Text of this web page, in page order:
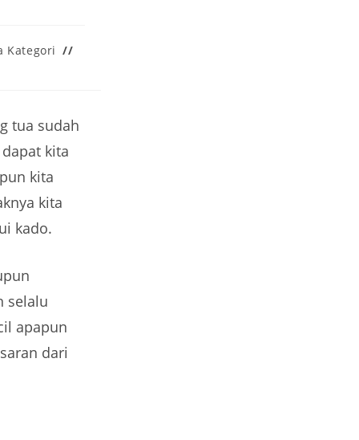
Kategori
tua sudah
kita
kita
kita
kado.
selalu
apapun
dari